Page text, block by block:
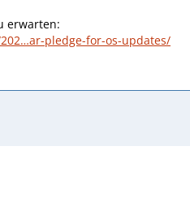
erwarten:
pledge-for-os-updates/